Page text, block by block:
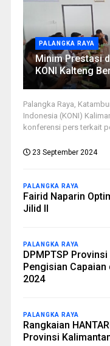
PALANGKA RAYA
Minim Prestasi
KONI Kalteng
Palangka Raya,
Indonesia (KONI)
konferensi pers terkait
23 September 2024
PALANGKA RAYA
Fairid Naparin
Jilid II
PALANGKA RAYA
DPMPTSP
Pengisian Capaian
2024
PALANGKA RAYA
Rangkaian
Provinsi